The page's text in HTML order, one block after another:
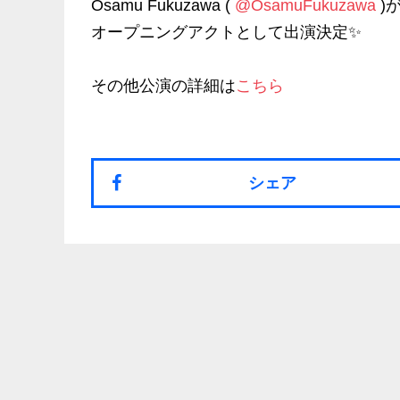
Osamu Fukuzawa ( @OsamuFukuzawa )
オープニングアクトとして出演決定✨
その他公演の詳細はこちら
シェア